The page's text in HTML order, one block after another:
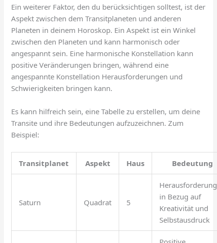
Ein weiterer Faktor, den du berücksichtigen solltest, ist der
Aspekt zwischen dem Transitplaneten und anderen
Planeten in deinem Horoskop. Ein Aspekt ist ein Winkel
zwischen den Planeten und kann harmonisch oder
angespannt sein. Eine harmonische Konstellation kann
positive Veränderungen bringen, während eine
angespannte Konstellation Herausforderungen und
Schwierigkeiten bringen kann.
Es kann hilfreich sein, eine Tabelle zu erstellen, um deine
Transite und ihre Bedeutungen aufzuzeichnen. Zum
Beispiel:
Transitplanet Aspekt Haus Bedeutung
Saturn Quadrat 5
in Bezug auf
Kreativität und
Selbstausdruck